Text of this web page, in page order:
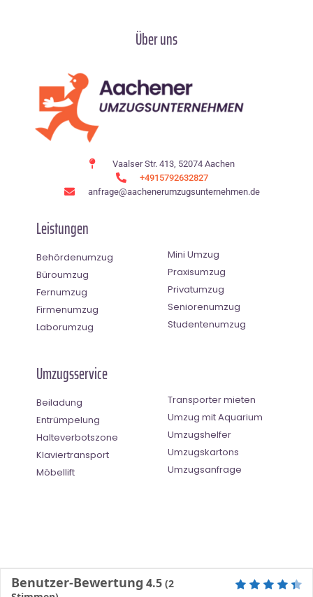
Über uns
Vaalser Str. 413, 52074 Aachen
+4915792632827
anfrage@aachenerumzugsunternehmen.de
Leistungen
Behördenumzug
Büroumzug
Fernumzug
Firmenumzug
Laborumzug
Mini Umzug
Praxisumzug
Privatumzug
Seniorenumzug
Studentenumzug
Umzugsservice
Beiladung
Entrümpelung
Halteverbotszone
Klaviertransport
Möbellift
Transporter mieten
Umzug mit Aquarium
Umzugshelfer
Umzugskartons
Umzugsanfrage
Benutzer-Bewertung 4.5 (2